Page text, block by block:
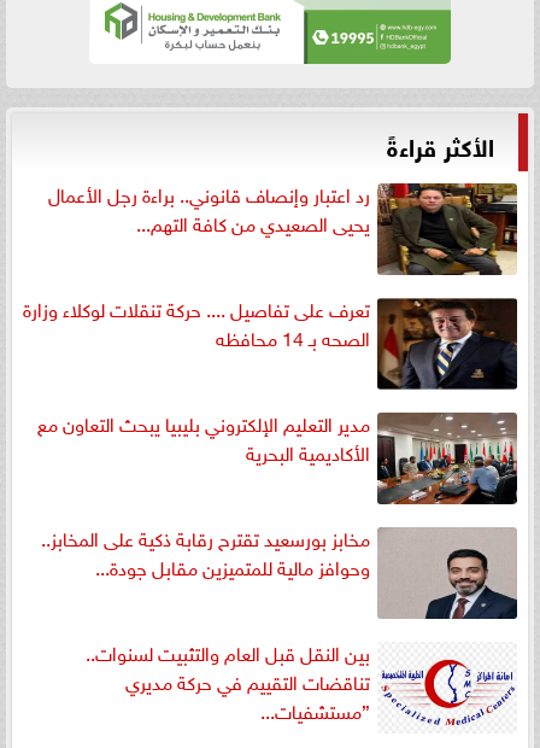
الأكثر قراءةً
رد اعتبار وإنصاف قانوني.. براءة رجل الأعمال
يحيى الصعيدي من كافة التهم...
تعرف على تفاصيل .... حركة تنقلات لوكلاء وزارة
الصحه بـ 14 محافظه
مدير التعليم الإلكتروني بليبيا يبحث التعاون مع
الأكاديمية البحرية
مخابز بورسعيد تقترح رقابة ذكية على المخابز..
وحوافز مالية للمتميزين مقابل جودة...
بين النقل قبل العام والتثبيت لسنوات..
تناقضات التقييم في حركة مديري
”مستشفيات...